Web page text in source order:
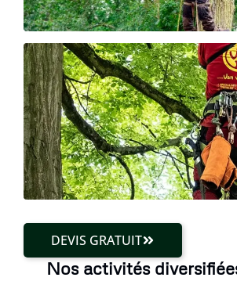
DEVIS GRATUIT
Nos activités